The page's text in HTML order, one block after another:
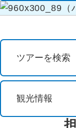
サグネ
セプティル
花 / 自然
登山・ハイキ
ツアーを検索
観光情報